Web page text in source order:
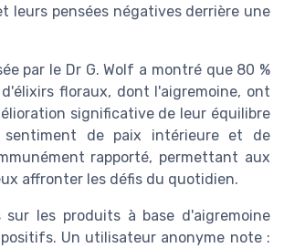
leurs pensées négatives derrière une
par le Dr G. Wolf a montré que 80 %
floraux, dont l'aigremoine, ont
significative de leur équilibre
sentiment de paix intérieure et de
rapporté, permettant aux
affronter les défis du quotidien.
sur les produits à base d'aigremoine
Un utilisateur anonyme note :